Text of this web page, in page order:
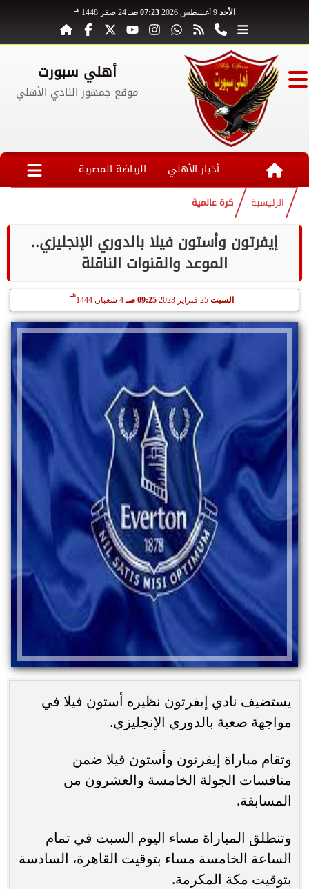
الأحد 07:23 صـ 24 صفر 1448 هـ
أهلي سبورت
موقع جمهور النادي الأهلي
أخبار الأهلي الرياضة المصرية
الرئيسية كرة عالمية
إيفرتون وأستون فيلا بالدوري الإنجليزي..
الموعد والقنوات الناقلة
السبت 25 فبراير 2023 09:25 صـ 4 شعبان 1444
هـ
يستضيف نادي إيفرتون نظيره أستون فيلا في
مواجهة صعبة بالدوري الإنجليزي.
وتقام مباراة إيفرتون وأستون فيلا ضمن
منافسات الجولة الخامسة والعشرون من
المسابقة.
وتنطلق المباراة مساء اليوم السبت في تمام
الساعة الخامسة مساء بتوقيت القاهرة، السادسة
بتوقيت مكة المكرمة.